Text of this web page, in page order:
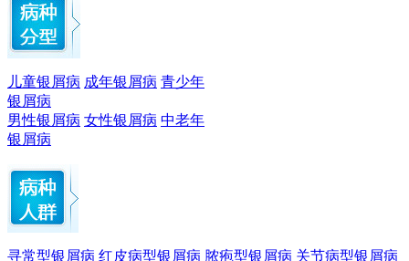
儿童银屑病 成年银屑病 青少年
银屑病
男性银屑病 女性银屑病 中老年
银屑病
寻常型银屑病 红皮病型银屑病 脓疱型银屑病 关节病型银屑病